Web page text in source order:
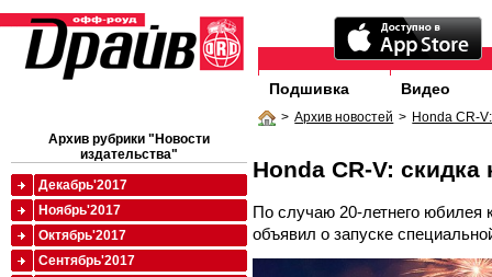
Подшивка Видео
> Архив новостей > Honda CR-
Honda CR-V: скидка
По случаю 20-летнего юбилея
объявил о запуске
Архив рубрики "Новости
издательства"
Декабрь'2017
Ноябрь'2017
Октябрь'2017
Сентябрь'2017